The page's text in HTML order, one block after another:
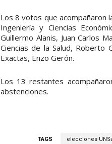
Los 8 votos que acompañaron
Ingeniería y Ciencias
Guillermo Alanis, Juan Carlos
Ciencias de la Salud, Roberto
Exactas, Enzo Gerón.
Los 13 restantes
abstenciones.
TAGS elecciones